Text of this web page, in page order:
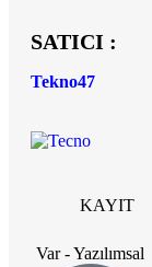
SATICI :
Tekno47
KAYIT
Var - Yazılımsal